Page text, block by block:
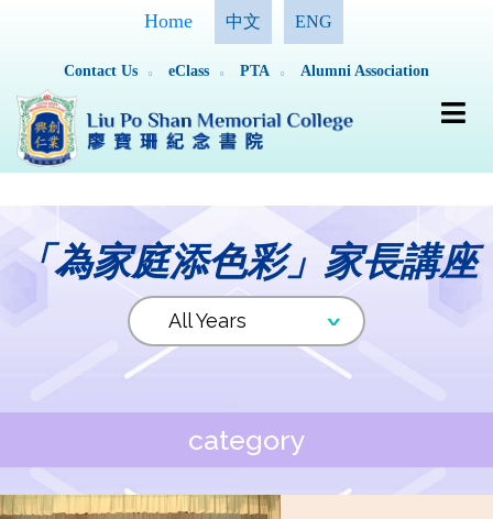
Home 中文 ENG
Contact Us eClass PTA Alumni Association
「為家庭添色彩」家長講座
category